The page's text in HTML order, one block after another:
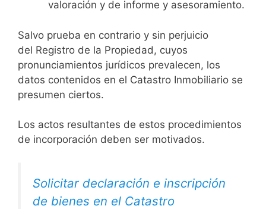
valoración y de informe y asesoramiento.
Salvo prueba en contrario y sin perjuicio
del Registro de la Propiedad, cuyos
pronunciamientos jurídicos prevalecen, los
datos contenidos en el Catastro Inmobiliario se
presumen ciertos.
Los actos resultantes de estos procedimientos
de incorporación deben ser motivados.
Solicitar declaración e inscripción
de bienes en el Catastro